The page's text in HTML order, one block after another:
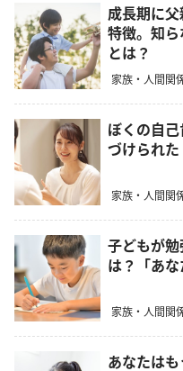
成長期に
特徴。知ら
とは？
家族・人間関
ぼくの自
づけられた
家族・人間関
子どもが
は？「あ
家族・人間関
あなたは